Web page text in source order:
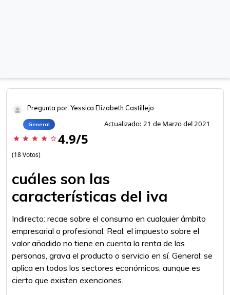
Pregunta por: Yessica Elizabeth Castillejo
General Actualizado: 21 de Marzo del 2021
star star star star star_border 4.9/5
(18 Votos)
cuáles son las
características del iva
Indirecto: recae sobre el consumo en cualquier ámbito
empresarial o profesional. Real: el impuesto sobre el
valor añadido no tiene en cuenta la renta de las
personas, grava el producto o servicio en sí. General: se
aplica en todos los sectores económicos, aunque es
cierto que existen exenciones.